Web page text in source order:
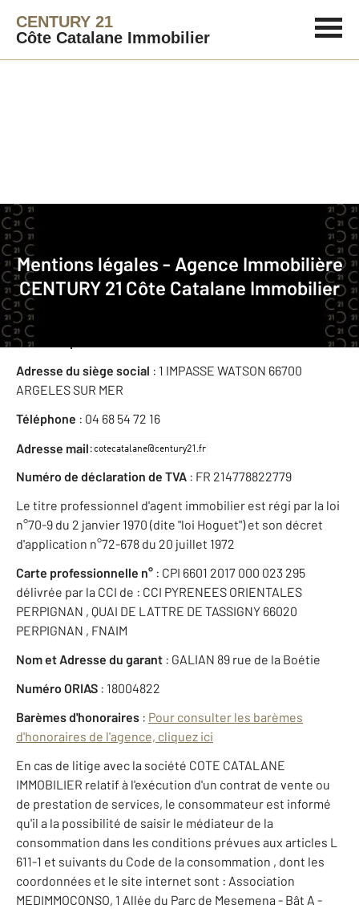
CENTURY 21
Côte Catalane Immobilier
Mentions légales - Agence Immobilière
CENTURY 21 Côte Catalane Immobilier
La société
Nom commercial
: CENTURY 21 Côte Catalane Immobilier
Raison sociale: COTE CATALANE IMMOBILIER
RCS
SAS au capital de
Adresse du siège social : 1 IMPASSE WATSON 66700
ARGELES SUR MER
Téléphone : 04 68 54 72 16
Adresse mail:
Numéro de déclaration de TVA : FR 214778822779
Le titre professionnel d'agent immobilier est régi par la loi
n°70-9 du 2 janvier 1970 (dite "loi Hoguet") et son décret
d'application n°72-678 du 20 juillet 1972
Carte professionnelle n° : CPI 6601 2017 000 023 295
délivrée par la CCI de : CCI PYRENEES ORIENTALES
PERPIGNAN , QUAI DE LATTRE DE TASSIGNY 66020
PERPIGNAN , FNAIM
Nom et Adresse du garant : GALIAN 89 rue de la Boétie
Numéro ORIAS : 18004822
Barèmes d'honoraires : Pour consulter les barèmes
d'honoraires de l'agence, cliquez ici
En cas de litige avec la société COTE CATALANE
IMMOBILIER relatif à l'exécution d'un contrat de vente ou
de prestation de services, le consommateur est informé
qu'il a la possibilité de saisir le médiateur de la
consommation dans les conditions prévues aux articles L
611-1 et suivants du Code de la consommation , dont les
coordonnées et le site internet sont : Association
MEDIMMOCONSO, 1 Allée du Parc de Mesemena - Bât A -